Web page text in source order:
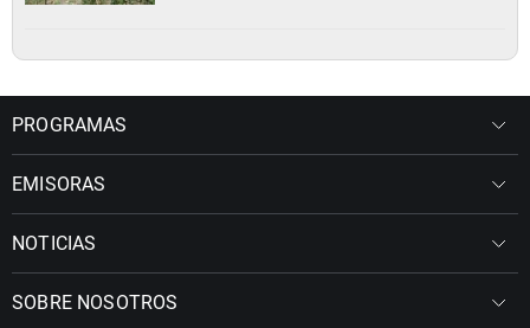
PROGRAMAS
EMISORAS
NOTICIAS
SOBRE NOSOTROS